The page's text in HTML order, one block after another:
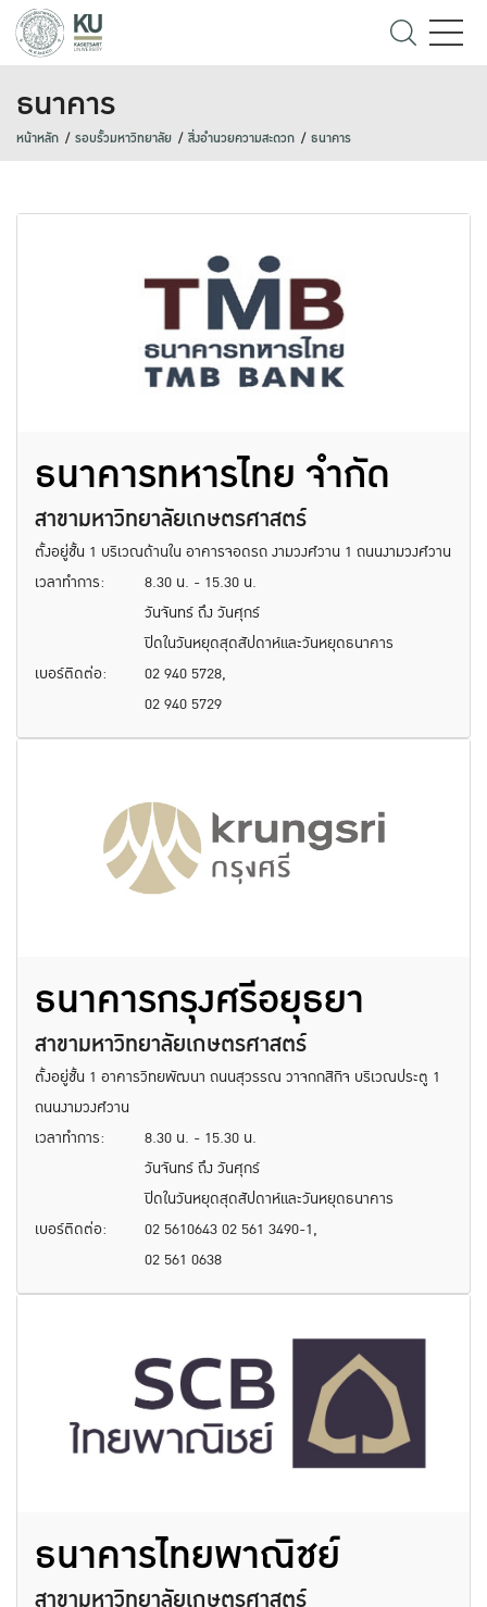
ธนาคาร
หน้าหลัก รอบรั้วมหาวิทยาลัย สิ่งอำนวยความสะดวก ธนาคาร
ธนาคารทหารไทย จำกัด
สาขามหาวิทยาลัยเกษตรศาสตร์
ตั้งอยู่ชั้น 1 บริเวณด้านใน อาคารจอดรถ งามวงศ์วาน 1 ถนนงามวงศ์วาน
เวลาทำการ:
8.30 น. - 15.30 น.
วันจันทร์ ถึง วันศุกร์
ปิดในวันหยุดสุดสัปดาห์และวันหยุดธนาคาร
เบอร์ติดต่อ:
02 940 5728,
02 940 5729
ธนาคารกรุงศรีอยุธยา
สาขามหาวิทยาลัยเกษตรศาสตร์
ตั้งอยู่ชั้น 1 อาคารวิทยพัฒนา ถนนสุวรรณ วาจกกสิกิจ บริเวณประตู 1
ถนนงามวงศ์วาน
เวลาทำการ:
8.30 น. - 15.30 น.
วันจันทร์ ถึง วันศุกร์
ปิดในวันหยุดสุดสัปดาห์และวันหยุดธนาคาร
เบอร์ติดต่อ:
02 5610643 02 561 3490-1,
02 561 0638
ธนาคารไทยพาณิชย์